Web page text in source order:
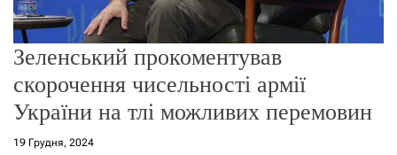
Зеленський прокоментував
скорочення чисельності армії
України на тлі можливих перемовин
19 Грудня, 2024